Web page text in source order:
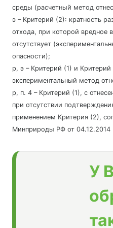
среды (расчетный метод
э – Критерий (2): кратность
отхода, при которой вредное
отсутствует
опасности);
р, э – Критерий (1) и
экспериментальный метод
р, п. 4 – Критерий (1), с
при отсутствии
применением Критерия (2),
Минприроды РФ от
У